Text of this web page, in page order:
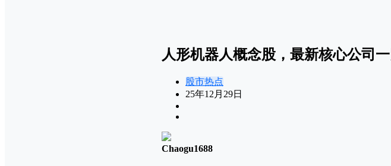
人形机器人概念股，最新核心公司
股市热点
25年12月29日
Chaogu1688